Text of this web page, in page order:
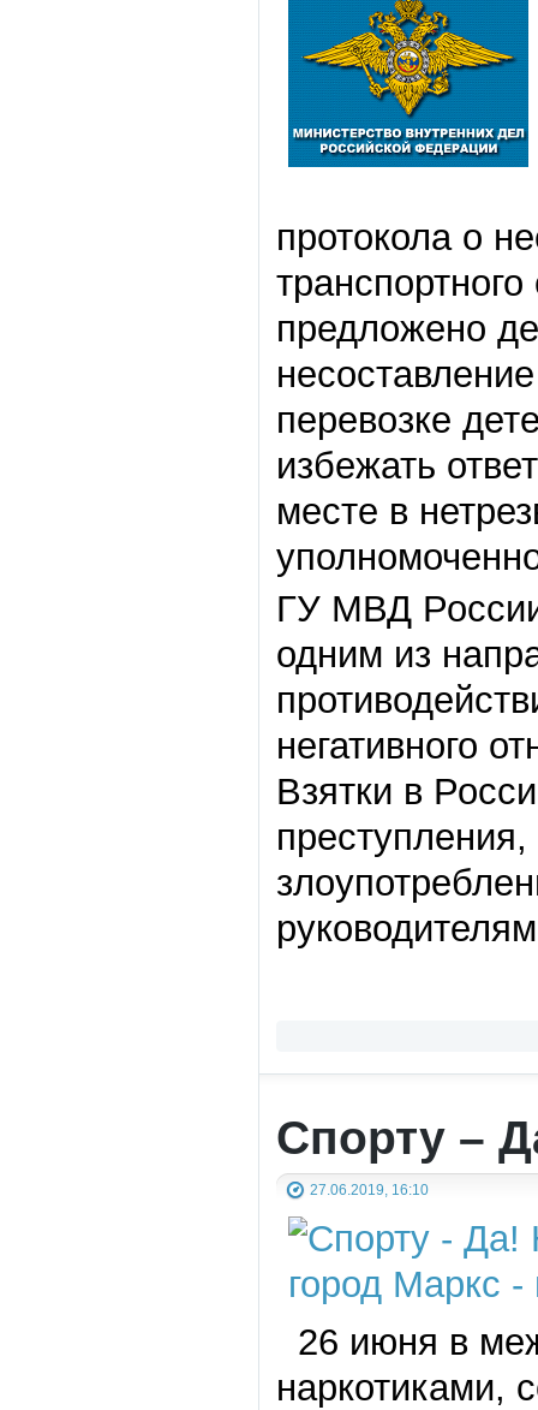
протокола о
предложено
перевозке
избежать
месте в
ГУ МВД
одним из
негативного
Взятки в
Спорту –
27.06.2019, 16:10
26 июня в
наркотиками,